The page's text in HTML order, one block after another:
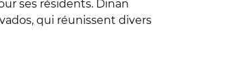
ses résidents. Dinan
qui réunissent divers